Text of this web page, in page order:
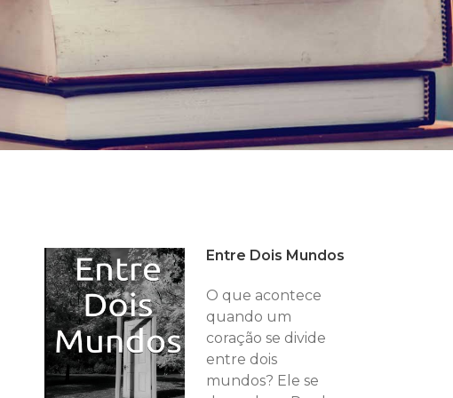
Entre Dois Mundos
O que acontece
quando um
coração se divide
entre dois
mundos? Ele se